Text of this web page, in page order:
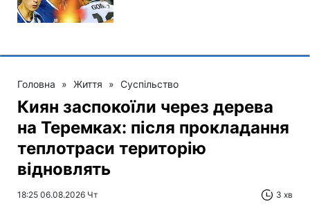
Головна » Життя » Суспільство
Киян заспокоїли через дерева
на Теремках: після прокладання
теплотраси територію
відновлять
18:25 06.08.2026 Чт 3 хв